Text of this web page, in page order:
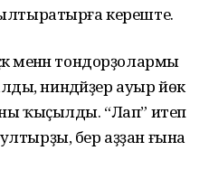
кереште.
менән тондорҙолармы
ниндәйҙер ауыр йөк
ҡыҫылды. “Лап” итеп
бер аҙҙан ғына